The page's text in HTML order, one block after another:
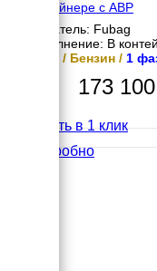
контейнере с АВР
Двигатель: Fubag
Исполнение: В
3 кВт / Бензин / 1
173 100
Купить в 1 клик
Подробно